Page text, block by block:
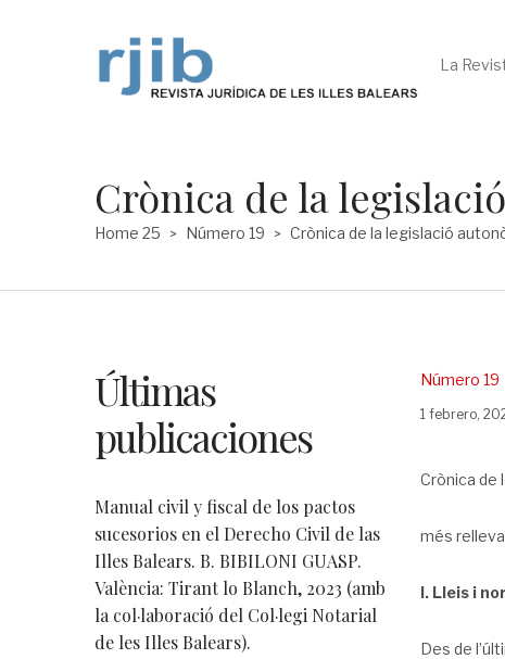
La
Crònica de la
Home 25 > Número 19 > Crònica de la legislació
Posted
in
Número 19
Posted
1 febrero,
Crònica de
més
I. Lleis i
Des de
Últimas
publicaciones
Manual civil y fiscal de los pactos
sucesorios en el Derecho Civil de las
Illes Balears. B. BIBILONI GUASP.
València: Tirant lo Blanch, 2023 (amb
la col·laboració del Col·legi Notarial
de les Illes Balears).